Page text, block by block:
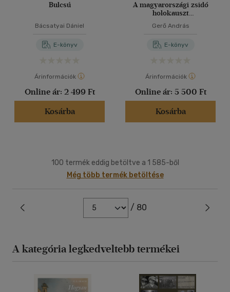
Bulcsú
Bácsatyai Dániel
E-könyv
Árinformációk
Online ár: 2 499 Ft
Kosárba
A magyarországi zsidó
holokauszt
kisenciklopédiája
Gerő András
E-könyv
Árinformációk
Online ár: 5 500 Ft
Kosárba
100 termék eddig betöltve a 1 585-ből
Még több termék betöltése
/ 80
A kategória legkedveltebb termékei